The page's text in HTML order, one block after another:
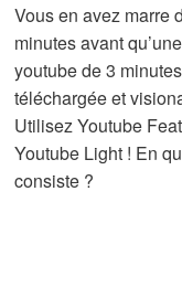
Vous en avez marre
minutes avant
youtube de 3
téléchargée et
Utilisez Youtube
Youtube Light ! En
consiste ?